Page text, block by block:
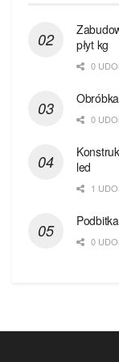
płyt kg
0
0
led
1
0